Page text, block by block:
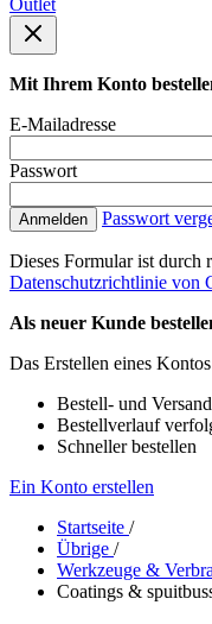
Outlet
Mit Ihrem Konto
E-Mailadresse
Passwort
Anmelden Passwort
Dieses Formular ist
Datenschutzrichtlinie von
Als neuer Kunde
Das Erstellen eines
Bestell- und
Bestellverlauf
Schneller bestellen
Ein Konto erstellen
Startseite /
Übrige /
Werkzeuge &
Coatings &